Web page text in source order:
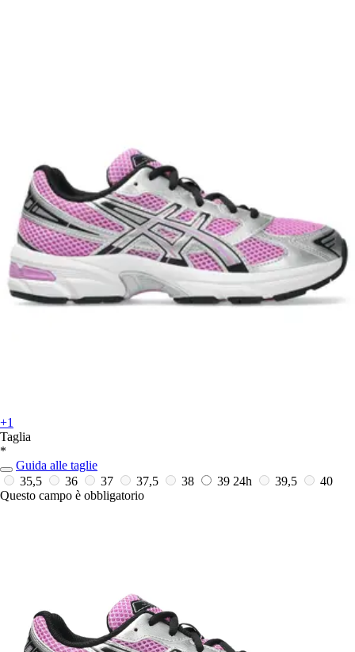
+1
Taglia
*
Guida alle taglie
35,5
36 37 37,5 38 39 24h 39,5
40
Questo campo è obbligatorio